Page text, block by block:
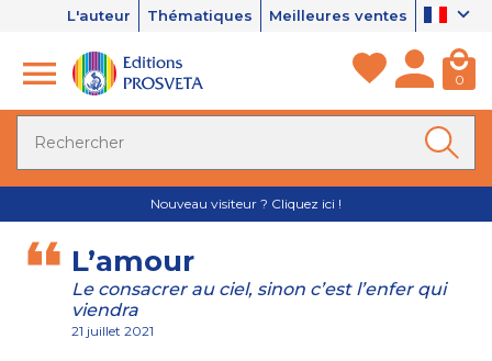
L'auteur Thématiques Meilleures ventes
0
Nouveau visiteur ? Cliquez ici !
L’amour
Le consacrer au ciel, sinon c’est l’enfer qui
viendra
21 juillet 2021